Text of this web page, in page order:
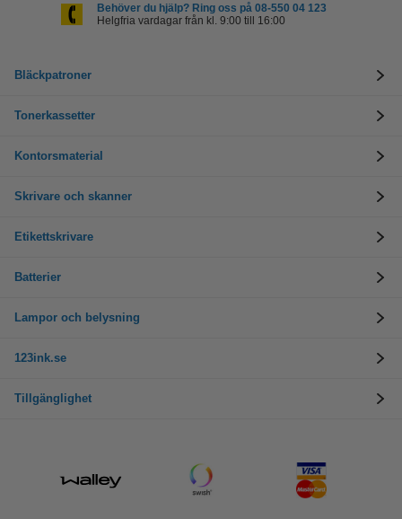
Behöver du hjälp? Ring oss på 08-550 04 123
Helgfria vardagar från kl. 9:00 till 16:00
Bläckpatroner
Tonerkassetter
Kontorsmaterial
Skrivare och skanner
Etikettskrivare
Batterier
Lampor och belysning
123ink.se
Tillgänglighet